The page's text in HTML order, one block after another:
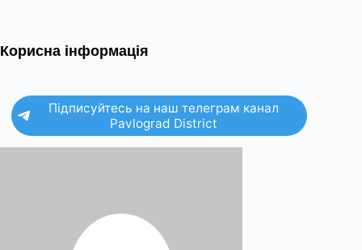
Корисна інформація
Підписуйтесь на наш телеграм канал
Pavlograd District